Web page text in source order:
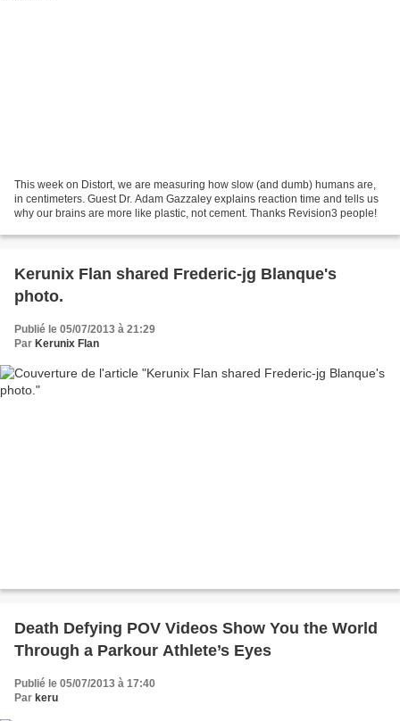
This week on Distort, we are measuring how slow (and dumb) humans are,
in centimeters. Guest Dr. Adam Gazzaley explains reaction time and tells us
why our brains are more like plastic, not cement. Thanks Revision3 people!
Kerunix Flan shared Frederic-jg Blanque's
photo.
Publié le 05/07/2013 à 21:29
Par Kerunix Flan
Death Defying POV Videos Show You the World
Through a Parkour Athlete’s Eyes
Publié le 05/07/2013 à 17:40
Par keru